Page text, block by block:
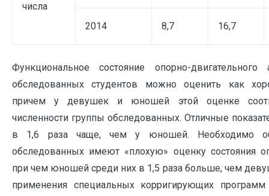
числа
2014 8,7 16,7
Функциональное состояние опорно-
обследованных студентов можно оценить как
причем у девушек и юношей этой оценке
численности группы обследованных. Отличные
в 1,6 раза чаще, чем у юношей. Необходимо
обследованных имеют «плохую» оценку состояния
при чем юношей среди них в 1,5 раза больше, чем
применения специальных корригирующих